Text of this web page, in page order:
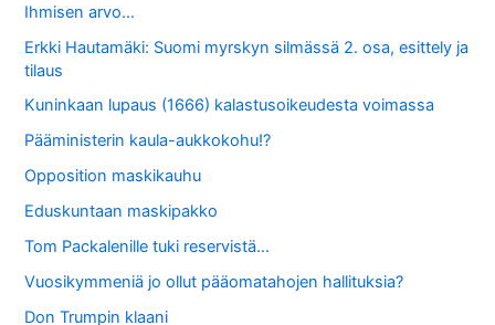
Ihmisen arvo…
Erkki Hautamäki: Suomi myrskyn silmässä 2. osa, esittely ja
tilaus
Kuninkaan lupaus (1666) kalastusoikeudesta voimassa
Pääministerin kaula-aukkokohu!?
Opposition maskikauhu
Eduskuntaan maskipakko
Tom Packalenille tuki reservistä…
Vuosikymmeniä jo ollut pääomatahojen hallituksia?
Don Trumpin klaani